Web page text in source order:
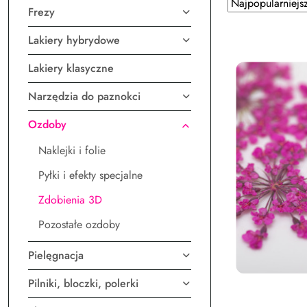
Frezy
Lakiery hybrydowe
Lakiery klasyczne
Narzędzia do paznokci
Ozdoby
Naklejki i folie
Pyłki i efekty specjalne
Zdobienia 3D
Pozostałe ozdoby
Pielęgnacja
Pilniki, bloczki, polerki
sortowanie:
według